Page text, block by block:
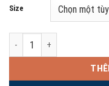
Size
Găng Tay Bảo Hộ Motor